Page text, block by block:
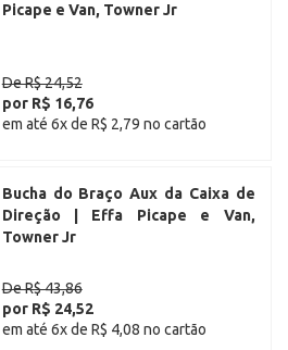
Picape e Van, Towner Jr
De R$ 24,52
por R$ 16,76
em até 6x de R$ 2,79 no cartão
Bucha do Braço Aux da Caixa de
Direção | Effa Picape e Van,
Towner Jr
De R$ 43,86
por R$ 24,52
em até 6x de R$ 4,08 no cartão